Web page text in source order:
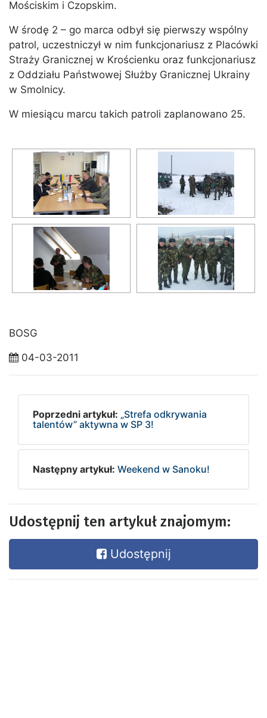
Mościskim i Czopskim.
W środę 2 – go marca odbył się pierwszy wspólny
patrol, uczestniczył w nim funkcjonariusz z Placówki
Straży Granicznej w Krościenku oraz funkcjonariusz
z Oddziału Państwowej Służby Granicznej Ukrainy
w Smolnicy.
W miesiącu marcu takich patroli zaplanowano 25.
BOSG
04-03-2011
Poprzedni artykuł: „Strefa odkrywania
talentów” aktywna w SP 3!
Następny artykuł: Weekend w Sanoku!
Udostępnij ten artykuł znajomym:
Udostępnij